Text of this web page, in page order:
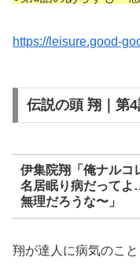
https://leisure.good-
伝説の頭 翔｜第
伊集院翔「俺ナルコ
名居眠り病だって
無理だろうな〜」
翔が達人に病気のこ